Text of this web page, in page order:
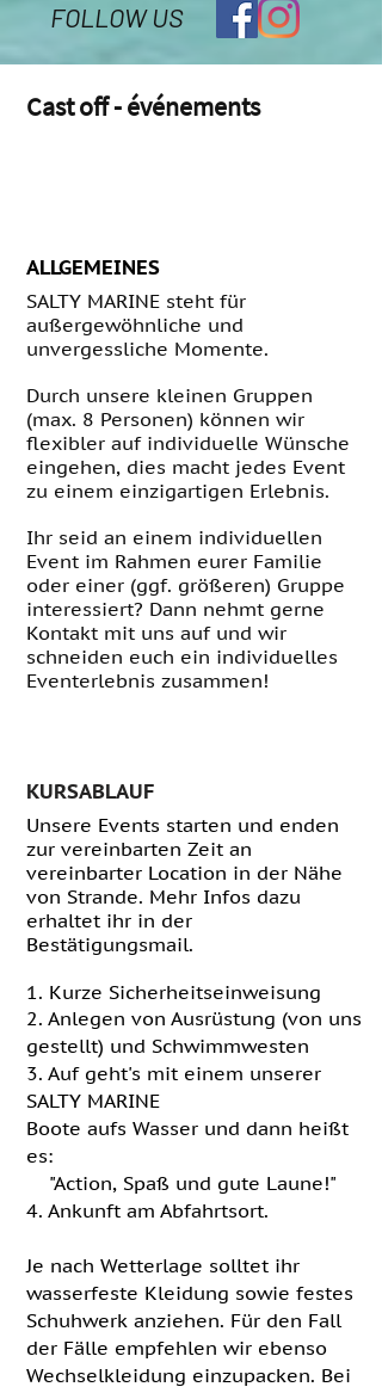
FOLLOW US
Cast off - événements
ALLGEMEINES
SALTY MARINE steht für
außergewöhnliche und
unvergessliche Momente.
Durch unsere kleinen Gruppen
(max. 8 Personen) können wir
flexibler auf individuelle Wünsche
eingehen, dies macht jedes Event
zu einem einzigartigen Erlebnis.
Ihr seid an einem individuellen
Event im Rahmen eurer Familie
oder einer (ggf. größeren) Gruppe
interessiert? Dann nehmt gerne
Kontakt mit uns auf und wir
schneiden euch ein individuelles
Eventerlebnis zusammen!
KURSABLAUF
Unsere Events starten und enden
zur vereinbarten Zeit an
vereinbarter Location in der Nähe
von Strande. Mehr Infos dazu
erhaltet ihr in der
Bestätigungsmail.
1. Kurze Sicherheitseinweisung
2. Anlegen von Ausrüstung (von uns
gestellt) und Schwimmwesten
3. Auf geht's mit einem unserer
SALTY MARINE
Boote aufs Wasser und dann heißt
es:
"Action, Spaß und gute Laune!"
4. Ankunft am Abfahrtsort.
Je nach Wetterlage solltet ihr
wasserfeste Kleidung sowie festes
Schuhwerk anziehen. Für den Fall
der Fälle empfehlen wir ebenso
Wechselkleidung einzupacken. Bei